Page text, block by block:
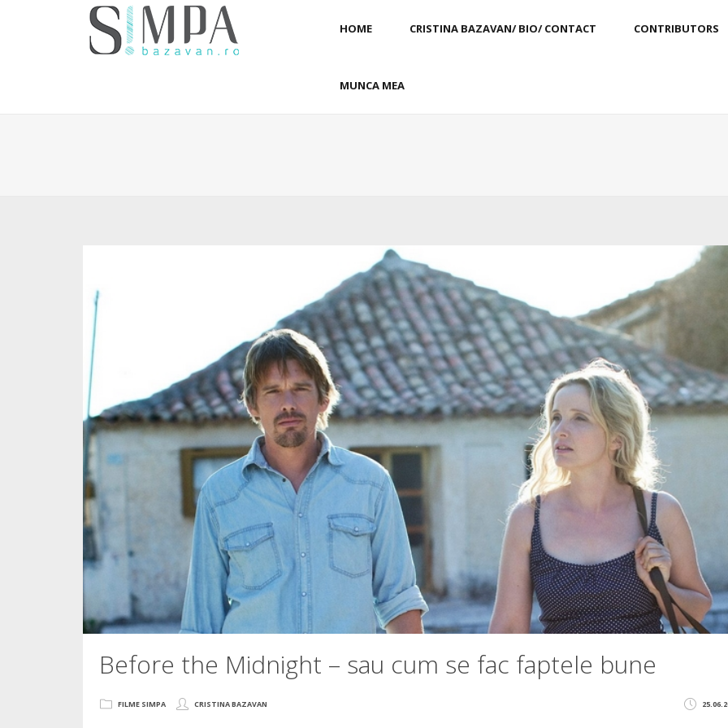
HOME CRISTINA BAZAVAN/ BIO/ CONTACT CONTRIBUTORS
MUNCA MEA
Before the Midnight – sau cum se fac faptele bune
FILME SIMPA CRISTINA BAZAVAN